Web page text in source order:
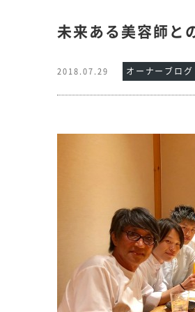
未来ある美容師と
2018.07.29 オーナーブログ